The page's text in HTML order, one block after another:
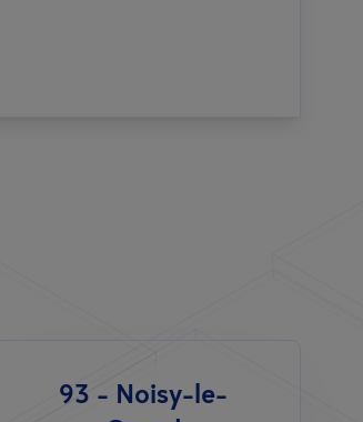
93 - Noisy-le-